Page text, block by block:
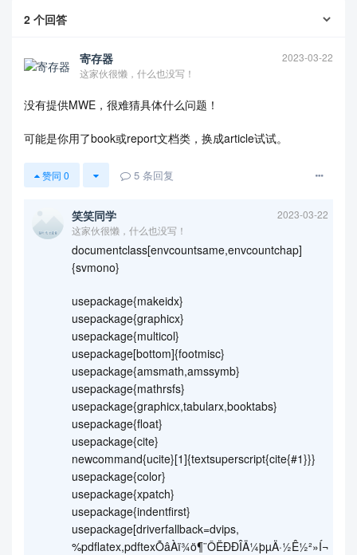
2 个回答
寄存器
2023-03-22
这家伙很懒，什么也没写！
没有提供MWE，很难猜具体什么问题！
可能是你用了book或report文档类，换成article试试。
赞同 0 5 条回复
笑笑同学
2023-03-22
这家伙很懒，什么也没写！
documentclass[envcountsame,envcountchap]
{svmono}
usepackage{makeidx}
usepackage{graphicx}
usepackage{multicol}
usepackage[bottom]{footmisc}
usepackage{amsmath,amssymb}
usepackage{mathrsfs}
usepackage{graphicx,tabularx,booktabs}
usepackage{float}
usepackage{cite}
newcommand{ucite}[1]{textsuperscript{cite{#1}}}
usepackage{color}
usepackage{xpatch}
usepackage{indentfirst}
usepackage[driverfallback=dvips,
%pdflatex,pdftexÕâÀï¾ö¶¨ÔËÐÐÎÄ¼þµÄ·½Ê½²»Í¬